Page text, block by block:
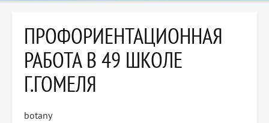
ПРОФОРИЕНТАЦИОННАЯ
РАБОТА В 49 ШКОЛЕ
Г.ГОМЕЛЯ
botany